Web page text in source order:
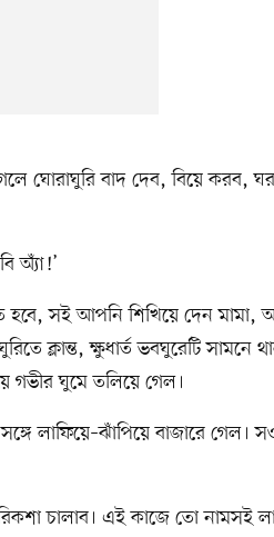
ঘোরাঘুরি বাদ দেব, বিয়ে করব,
অ্যাঁ!’
সই আপনি শিখিয়ে দেন মামা,
ক্লান্ত, ক্ষুধার্ত ভবঘুরেটি সামনে
গভীর ঘুমে তলিয়ে গেল।
লাফিয়ে–ঝাঁপিয়ে বাজারে গেল।
চালাব। এই কাজে তো নামসই